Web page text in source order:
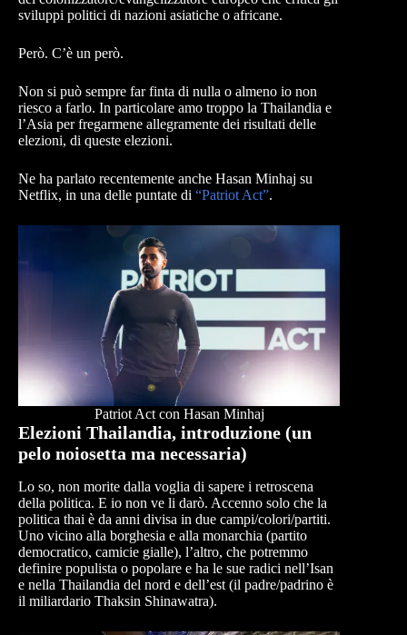
sviluppi politici di nazioni asiatiche o africane.
Però. C’è un però.
Non si può sempre far finta di nulla o almeno io non
riesco a farlo. In particolare amo troppo la Thailandia e
l’Asia per fregarmene allegramente dei risultati delle
elezioni, di queste elezioni.
Ne ha parlato recentemente anche Hasan Minhaj su
Netflix, in una delle puntate di “Patriot Act”.
Patriot Act con Hasan Minhaj
Elezioni Thailandia, introduzione (un
pelo noiosetta ma necessaria)
Lo so, non morite dalla voglia di sapere i retroscena
della politica. E io non ve li darò. Accenno solo che la
politica thai è da anni divisa in due campi/colori/partiti.
Uno vicino alla borghesia e alla monarchia (partito
democratico, camicie gialle), l’altro, che potremmo
definire populista o popolare e ha le sue radici nell’Isan
e nella Thailandia del nord e dell’est (il padre/padrino è
il miliardario Thaksin Shinawatra).